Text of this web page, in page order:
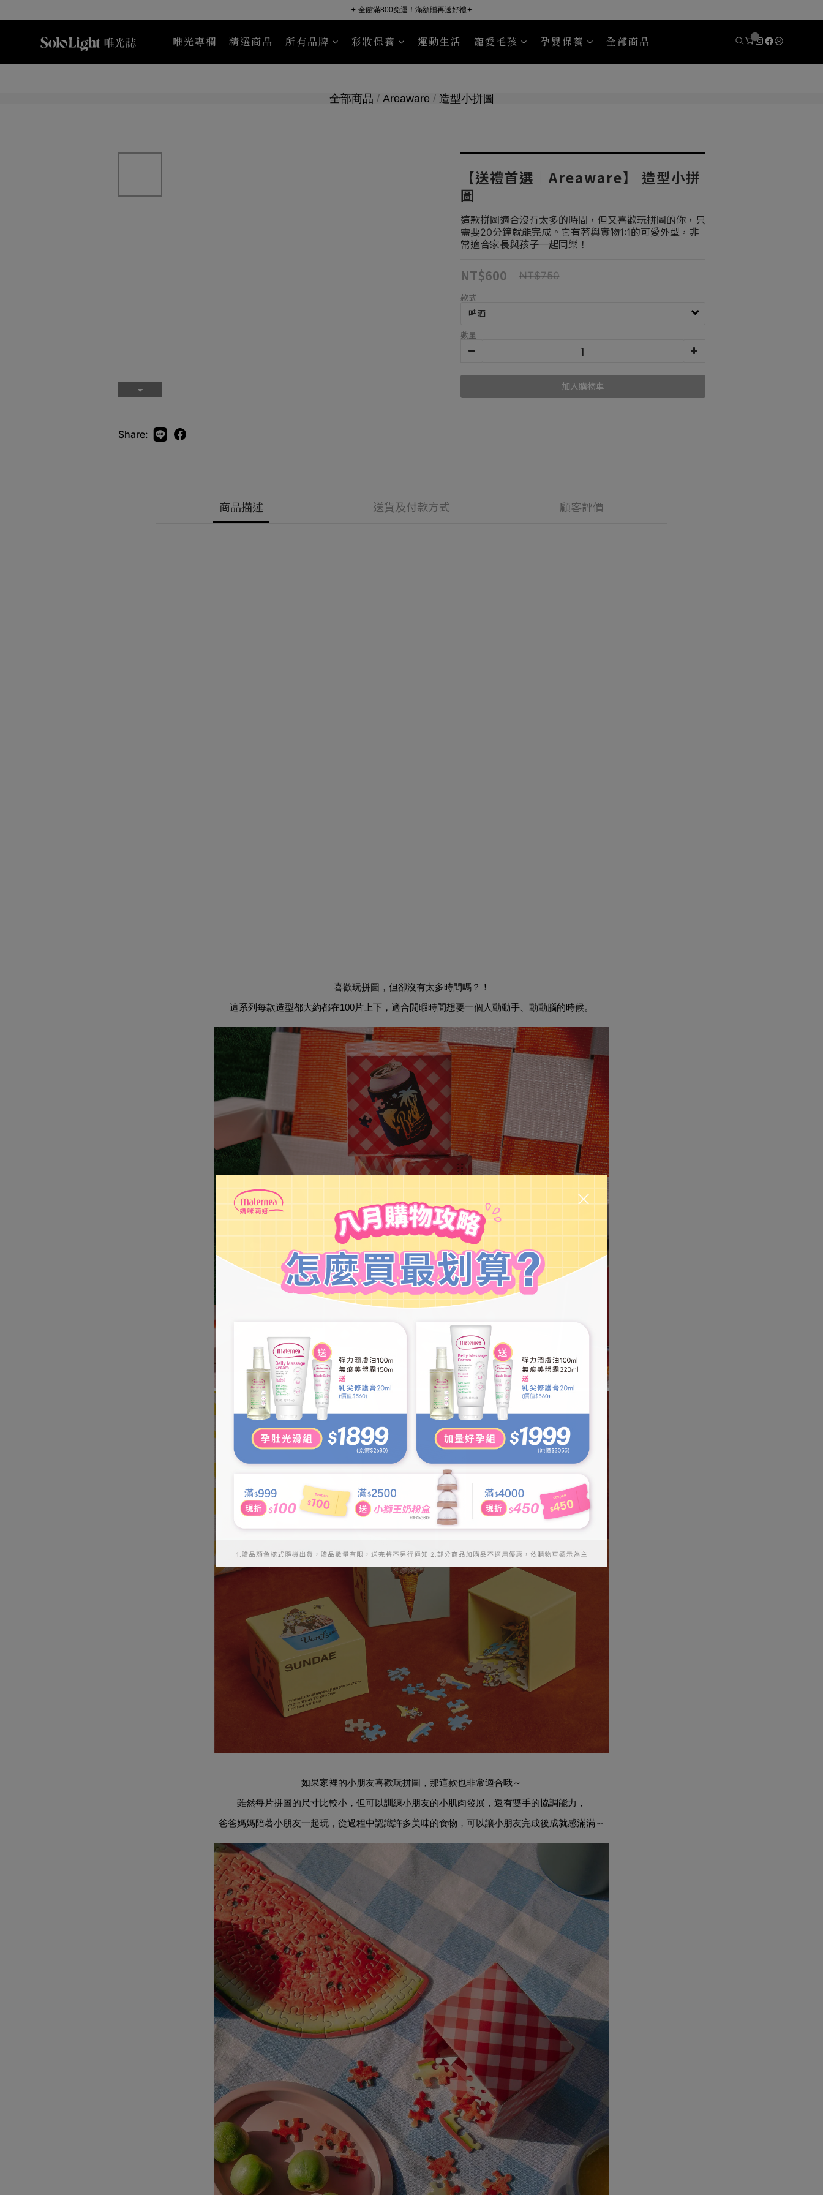
✦ 全館滿800免運！滿額贈再送好禮✦
唯光專欄 精選商品 所有品牌 彩妝保養 運動生活 寵愛毛孩 孕嬰保養 全部商品
全部商品 / Areaware / 造型小拼圖
Share:
【送禮首選｜Areaware】 造型小拼
圖
這款拼圖適合沒有太多的時間，但又喜歡玩拼圖的你，只
需要20分鐘就能完成。它有著與實物1:1的可愛外型，非
常適合家長與孩子一起同樂！
NT$600 NT$750
款式
數量
加入購物車
商品描述 送貨及付款方式 顧客評價
喜歡玩拼圖，但卻沒有太多時間嗎？！
這系列每款造型都大約都在100片上下，適合閒暇時間想要一個人動動手、動動腦的時候。
如果家裡的小朋友喜歡玩拼圖，那這款也非常適合哦～
雖然每片拼圖的尺寸比較小，但可以訓練小朋友的小肌肉發展，還有雙手的協調能力，
爸爸媽媽陪著小朋友一起玩，從過程中認識許多美味的食物，可以讓小朋友完成後成就感滿滿～